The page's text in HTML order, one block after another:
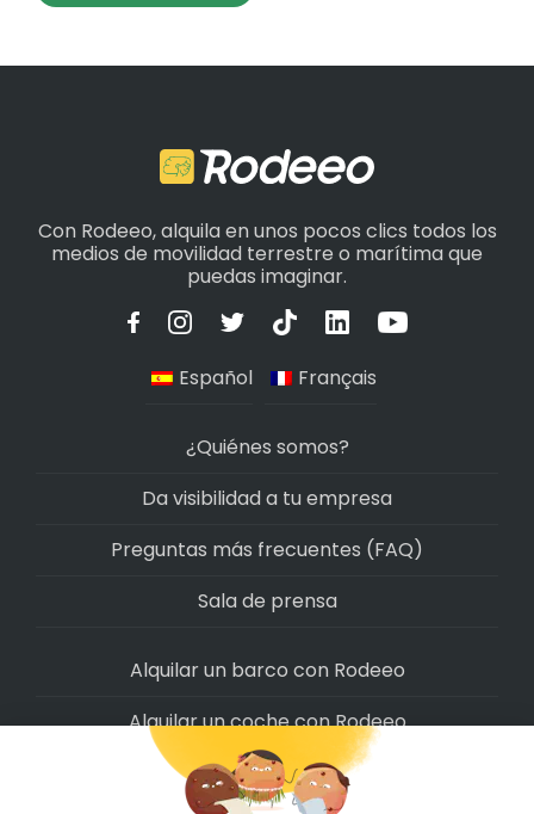
Con Rodeeo, alquila en unos pocos clics todos los
medios de movilidad terrestre o marítima que
puedas imaginar.
Español Français
¿Quiénes somos?
Da visibilidad a tu empresa
Preguntas más frecuentes (FAQ)
Sala de prensa
Alquilar un barco con Rodeeo
Alquilar un coche con Rodeeo
Alquilar una moto con Rodeeo